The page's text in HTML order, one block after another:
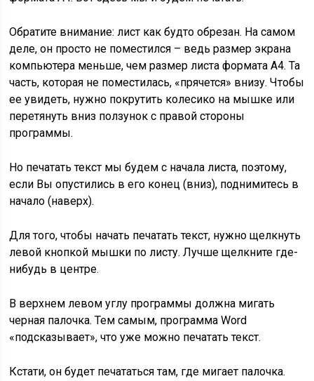
Обратите внимание: лист как будто обрезан. На самом
деле, он просто не поместился – ведь размер экрана
компьютера меньше, чем размер листа формата А4. Та
часть, которая не поместилась, «прячется» внизу. Чтобы
ее увидеть, нужно покрутить колесико на мышке или
перетянуть вниз ползунок с правой стороны
программы.
Но печатать текст мы будем с начала листа, поэтому,
если Вы опустились в его конец (вниз), поднимитесь в
начало (наверх).
Для того, чтобы начать печатать текст, нужно щелкнуть
левой кнопкой мышки по листу. Лучше щелкните где-
нибудь в центре.
В верхнем левом углу программы должна мигать
черная палочка. Тем самым, программа Word
«подсказывает», что уже можно печатать текст.
Кстати, он будет печататься там, где мигает палочка.